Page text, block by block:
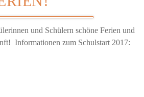
und Schülern schöne Ferien und
Informationen zum Schulstart 2017: